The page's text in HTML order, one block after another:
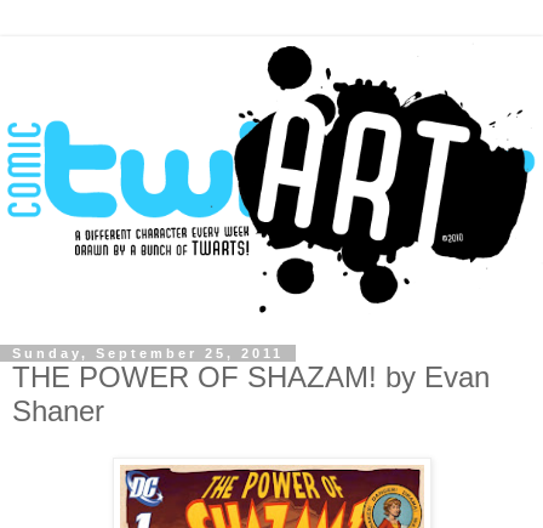
Sunday, September 25, 2011
THE POWER OF SHAZAM! by Evan
Shaner